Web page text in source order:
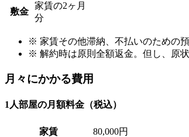
敷金
家賃の2ヶ月
分
※ 家賃その他滞納、不払いのための預
※ 解約時は原則全額返金。但し、原
月々にかかる費用
1人部屋の月額料金（税込）
家賃
80,000円